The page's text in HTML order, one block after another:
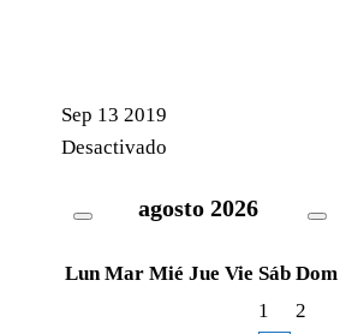
Sep 13 2019
Desactivado
agosto 2026
Lun Mar Mié Jue Vie Sáb Dom
1
2